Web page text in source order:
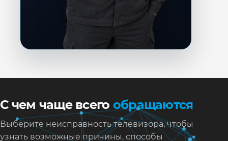
С чем чаще всего обращаются
Выберите неисправность телевизора, чтобы
узнать возможные причины, способы